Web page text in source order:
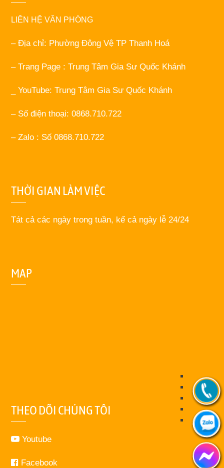
LIÊN HỆ VĂN PHÒNG
– Địa chỉ: Phường Đông Vệ TP Thanh Hoá
– Trang Page : Trung Tâm Gia Sư Quốc Khánh
_ YouTube: Trung Tâm Gia Sư Quốc Khánh
– Số điện thoại: 0868.710.722
– Zalo : Số 0868.710.722
THỜI GIAN LÀM VIỆC
Tát cả các ngày trong tuần, kể cả ngày lễ 24/24
MAP
THEO DÕI CHÚNG TÔI
Youtube
Facebook